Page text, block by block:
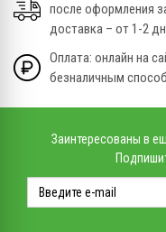
после оформления
доставка – от 1-2
Оплата: онлайн на
безналичным
Заинтересованы в